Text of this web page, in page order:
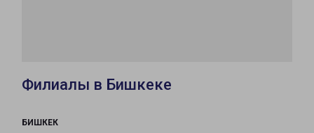
Филиалы в Бишкеке
БИШКЕК